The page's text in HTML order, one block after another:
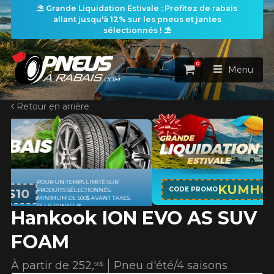
⛱️ Grande Liquidation Estivale : Profitez de rabais
allant jusqu'à 12% sur les pneus et jantes
sélectionnés ! ⛱️
ACCUEIL
PNEUS
RECHERCHE DE PNEUS VOIR TOUT
Rechercher par
Par dimensions Par véhicule
Recherche par dimensions
ROUES
RECHERCHE DE ROUES VOIR TOUT
ENSEMBLES
RECHERCHE D'ENSEMBLES
PROMOTIONS
Panier
0
Menu
Retour en arrière
Hankook ION EVO AS SUV
FOAM
Pneu d'été/4 saisons
À partir de 252,56$
CODE PROMOKUMHO12
APPLICABLE SUR TOUT ACHAT DE 4
PNEUS DE MARQUE KUMHO*
PLUS
D'INFO